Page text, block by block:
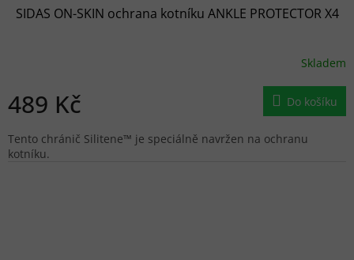
SIDAS ON-SKIN ochrana kotníku ANKLE PROTECTOR X4
Skladem
489 Kč Do košíku
Tento chránič Silitene™ je speciálně navržen na ochranu
kotníku.